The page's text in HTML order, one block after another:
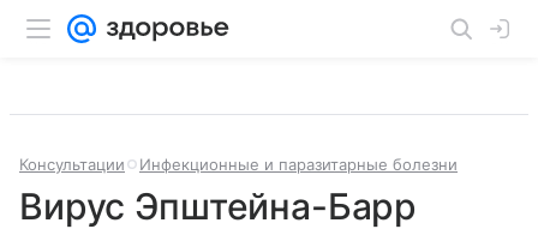
Консультации Инфекционные и паразитарные болезни
Вирус Эпштейна-Барр